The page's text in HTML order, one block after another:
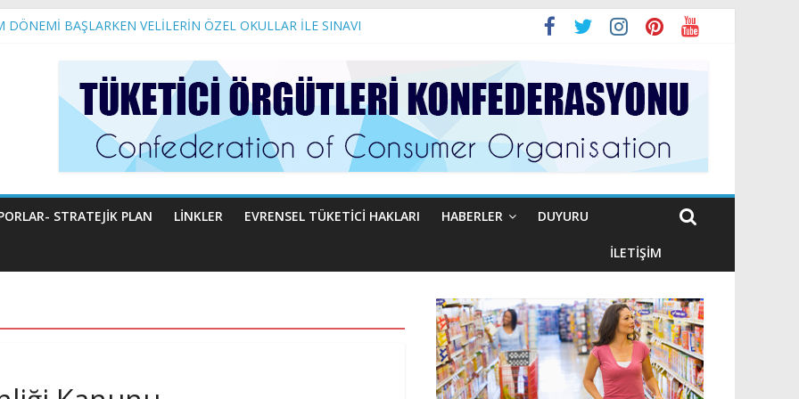
DÖNEMİ BAŞLARKEN VELİLERİN ÖZEL OKULLAR İLE SINAVI
Gıda Maddelerinin Hayatımıza Etkileri
GERİYE GÖTÜRÜLEMEZ!
STRATEJIK PLAN LINKLER EVRENSEL TÜKETICI HAKLARI HABERLER DUYURU
İLETIŞIM